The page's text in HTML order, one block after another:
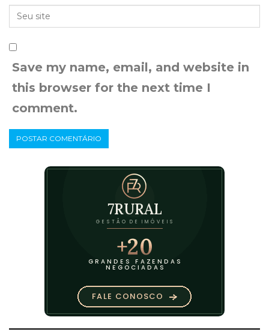
Save my name, email, and website in
this browser for the next time I
comment.